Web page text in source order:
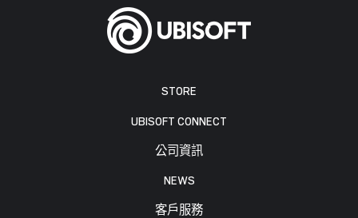
STORE
UBISOFT CONNECT
公司資訊
NEWS
客戶服務